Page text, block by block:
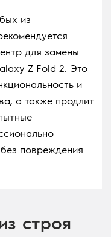
из
для замены
Z Fold 2. Это
и
а также продлит
повреждения
строя